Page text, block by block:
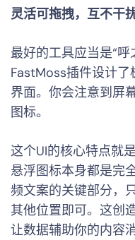
灵活可拖拽，互不干
最好的工具应当是“
FastMoss插件设计
界面。你会注意到屏
图标。
这个UI的核心特点就
悬浮图标本身都是完
频文案的关键部分，
其他位置即可。这创
让数据辅助你的内容